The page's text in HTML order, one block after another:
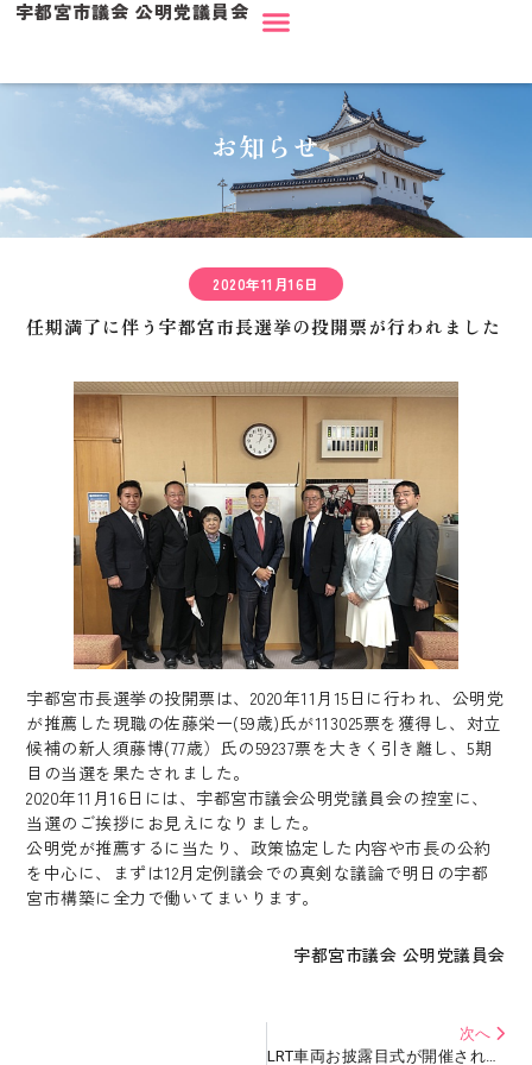
宇都宮市議会 公明党議員会
お知らせ
2020年11月16日
任期満了に伴う宇都宮市長選挙の投開票が行われました
宇都宮市長選挙の投開票は、2020年11月15日に行われ、公明党
が推薦した現職の佐藤栄一(59歳)氏が113025票を獲得し、対立
候補の新人須藤博(77歳）氏の59237票を大きく引き離し、5期
目の当選を果たされました。
2020年11月16日には、宇都宮市議会公明党議員会の控室に、
当選のご挨拶にお見えになりました。
公明党が推薦するに当たり、政策協定した内容や市長の公約
を中心に、まずは12月定例議会での真剣な議論で明日の宇都
宮市構築に全力で働いてまいります。
宇都宮市議会 公明党議員会
次へ
LRT車両お披露目式が開催されました